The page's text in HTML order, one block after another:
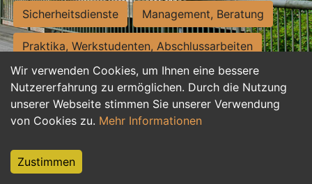
Wir verwenden Cookies, um Ihnen eine bessere
Nutzererfahrung zu ermöglichen. Durch die Nutzung
unserer Webseite stimmen Sie unserer Verwendung
von Cookies zu. Mehr Informationen
Zustimmen
Sicherheitsdienste Management, Beratung
Praktika, Werkstudenten, Abschlussarbeiten
Personalwesen Assistenz, Sekretariat
Hilfskräfte, Aushilfs- und Nebenjobs
Weiterbildung, Studium, duale Ausbildung